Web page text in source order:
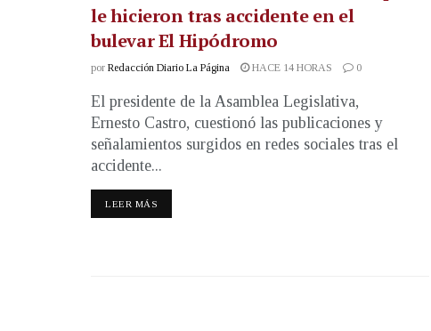
le hicieron tras accidente en el
bulevar El Hipódromo
por Redacción Diario La Página HACE 14 HORAS 0
El presidente de la Asamblea Legislativa,
Ernesto Castro, cuestionó las publicaciones y
señalamientos surgidos en redes sociales tras el
accidente...
LEER MÁS